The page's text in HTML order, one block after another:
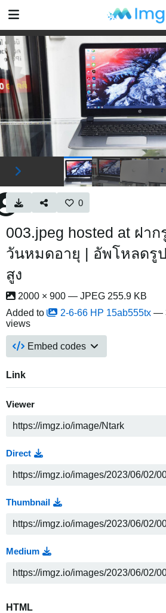
0
003.jpeg hosted at ฝา
วันหมดอายุ | อัพโหลด
สูง
2000 × 900 — JPEG 255.9 KB
Added to
2-6-66 HP 15ab555tx —
views
Embed codes
Link
Viewer
Direct
Thumbnail
Medium
HTML